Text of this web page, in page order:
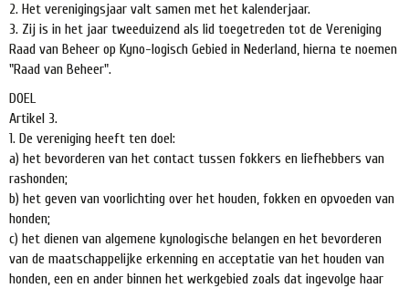
2. Het verenigingsjaar valt samen met het kalenderjaar.
3. Zij is in het jaar tweeduizend als lid toegetreden tot de Vereniging
Raad van Beheer op Kyno-logisch Gebied in Nederland, hierna te noemen
"Raad van Beheer".
DOEL
Artikel 3.
1. De vereniging heeft ten doel:
a) het bevorderen van het contact tussen fokkers en liefhebbers van
rashonden;
b) het geven van voorlichting over het houden, fokken en opvoeden van
honden;
c) het dienen van algemene kynologische belangen en het bevorderen
van de maatschappelijke erkenning en acceptatie van het houden van
honden, een en ander binnen het werkgebied zoals dat ingevolge haar